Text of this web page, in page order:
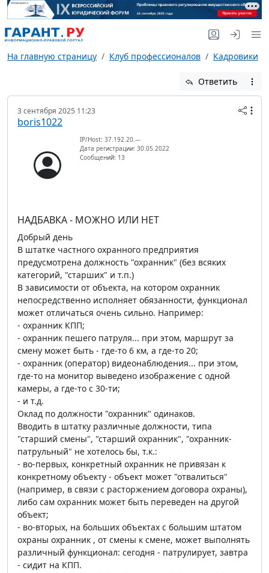
На главную страницу Клуб профессионалов Кадровики
Ответить
3 сентября 2025 11:23
boris1022
IP/Host: 37.192.20.---
Дата регистрации: 30.05.2022
Сообщений: 13
НАДБАВКА - МОЖНО ИЛИ НЕТ
Добрый день
В штатке частного охранного предприятия
предусмотрена должность "охранник" (без всяких
категорий, "старших" и т.п.)
В зависимости от объекта, на котором охранник
непосредственно исполняет обязанности, функционал
может отличаться очень сильно. Например:
- охранник КПП;
- охранник пешего патруля... при этом, маршрут за
смену может быть - где-то 6 км, а где-то 20;
- охранник (оператор) видеонаблюдения... при этом,
где-то на монитор выведено изображение с одной
камеры, а где-то с 30-ти;
- и т.д.
Оклад по должности "охранник" одинаков.
Вводить в штатку различные должности, типа
"старший смены", "старший охранник", "охранник-
патрульный" не хотелось бы, т.к.:
- во-первых, конкретный охранник не привязан к
конкретному объекту - объект может "отвалиться"
(например, в связи с расторжением договора охраны),
либо сам охранник может быть переведен на другой
объект;
- во-вторых, на больших объектах с большим штатом
охраны охранник , от смены к смене, может выполнять
различный функционал: сегодня - патрулирует, завтра
- сидит на КПП.